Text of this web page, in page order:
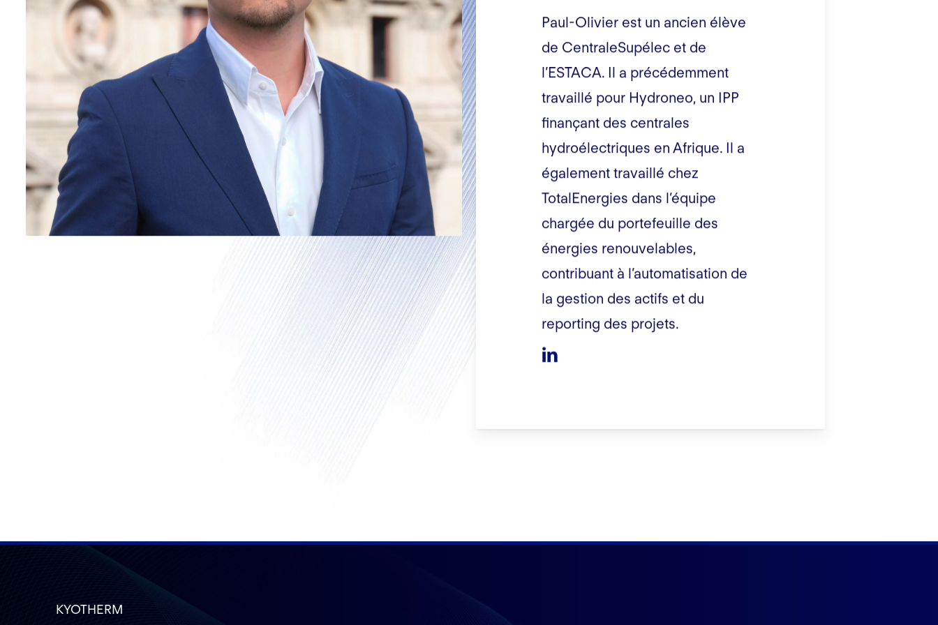
Paul-Olivier est un ancien élève
de CentraleSupélec et de
l’ESTACA. Il a précédemment
travaillé pour Hydroneo, un IPP
finançant des centrales
hydroélectriques en Afrique. Il a
également travaillé chez
TotalEnergies dans l’équipe
chargée du portefeuille des
énergies renouvelables,
contribuant à l’automatisation de
la gestion des actifs et du
reporting des projets.
KYOTHERM